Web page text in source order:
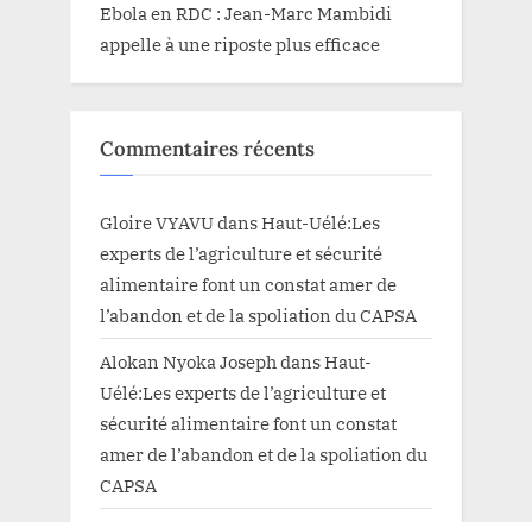
Ebola en RDC : Jean-Marc Mambidi
appelle à une riposte plus efficace
Commentaires récents
Gloire VYAVUdansHaut-Uélé:Les
experts de l’agriculture et sécurité
alimentaire font un constat amer de
l’abandon et de la spoliation du CAPSA
Alokan Nyoka Joseph dansHaut-
Uélé:Les experts de l’agriculture et
sécurité alimentaire font un constat
amer de l’abandon et de la spoliation du
CAPSA